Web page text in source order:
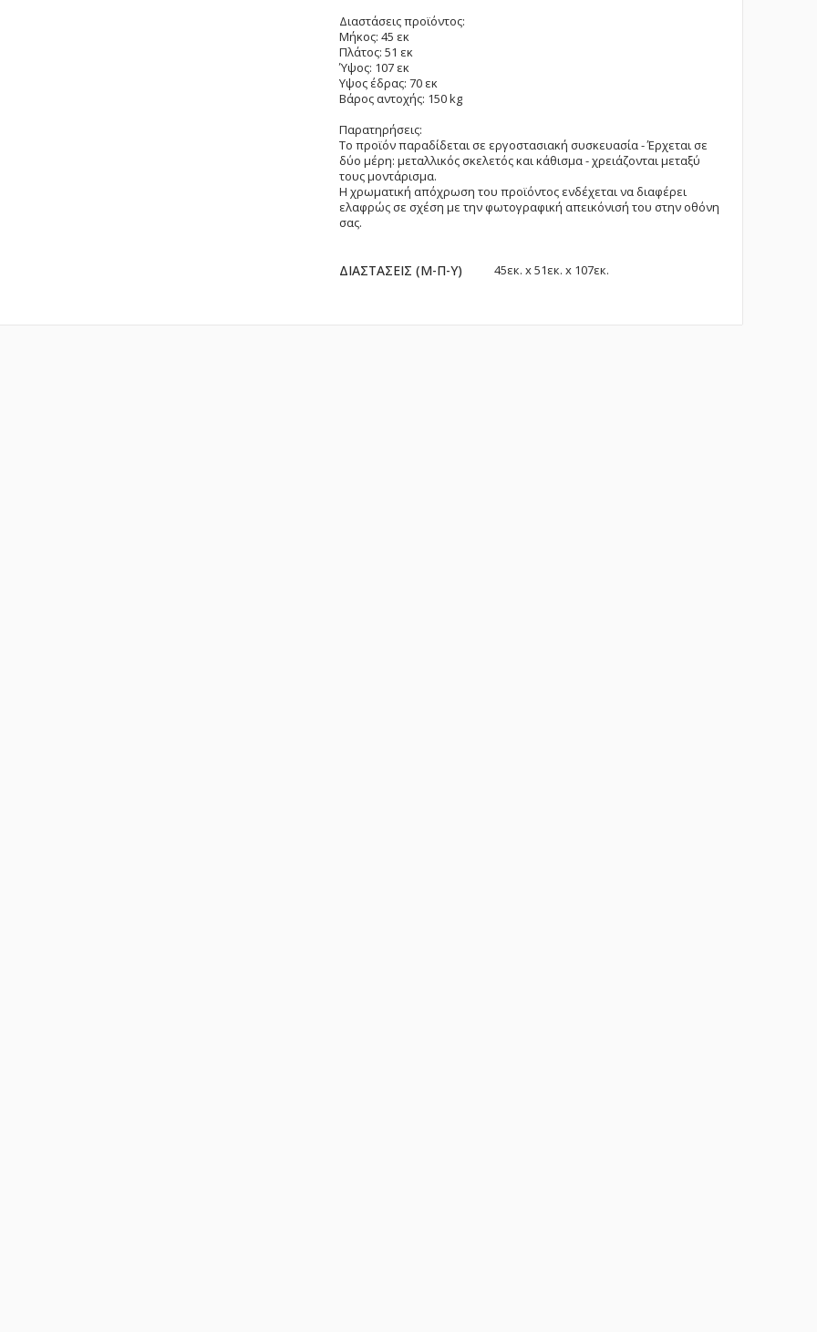
Διαστάσεις προϊόντος:
Μήκος: 45 εκ
Πλάτος: 51 εκ
Ύψος: 107 εκ
Υψος έδρας: 70 εκ
Βάρος αντοχής: 150 kg
Παρατηρήσεις:
Το προϊόν παραδίδεται σε εργοστασιακή συσκευασία - Έρχεται σε
δύο μέρη: μεταλλικός σκελετός και κάθισμα - χρειάζονται μεταξύ
τους μοντάρισμα.
Η χρωματική απόχρωση του προϊόντος ενδέχεται να διαφέρει
ελαφρώς σε σχέση με την φωτογραφική απεικόνισή του στην οθόνη
σας.
Περισσότερες
Πληροφορίες
ΔΙΑΣΤΑΣΕΙΣ (Μ-Π-Υ) 45εк. x 51εк. x 107εк.